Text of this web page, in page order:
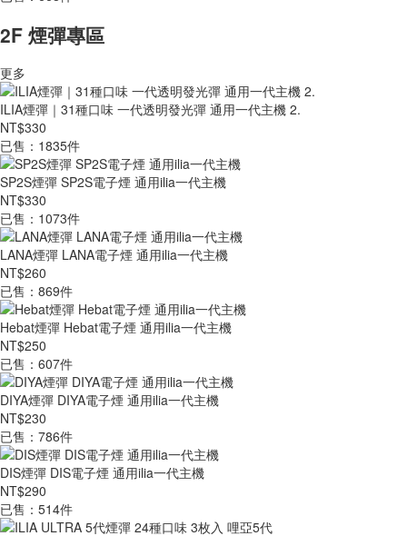
2F 煙彈專區
更多
ILIA煙彈｜31種口味 一代透明發光彈 通用一代主機 2.
NT$330
已售：1835件
SP2S煙彈 SP2S電子煙 通用ilia一代主機
NT$330
已售：1073件
LANA煙彈 LANA電子煙 通用ilia一代主機
NT$260
已售：869件
Hebat煙彈 Hebat電子煙 通用ilia一代主機
NT$250
已售：607件
DIYA煙彈 DIYA電子煙 通用ilia一代主機
NT$230
已售：786件
DIS煙彈 DIS電子煙 通用ilia一代主機
NT$290
已售：514件